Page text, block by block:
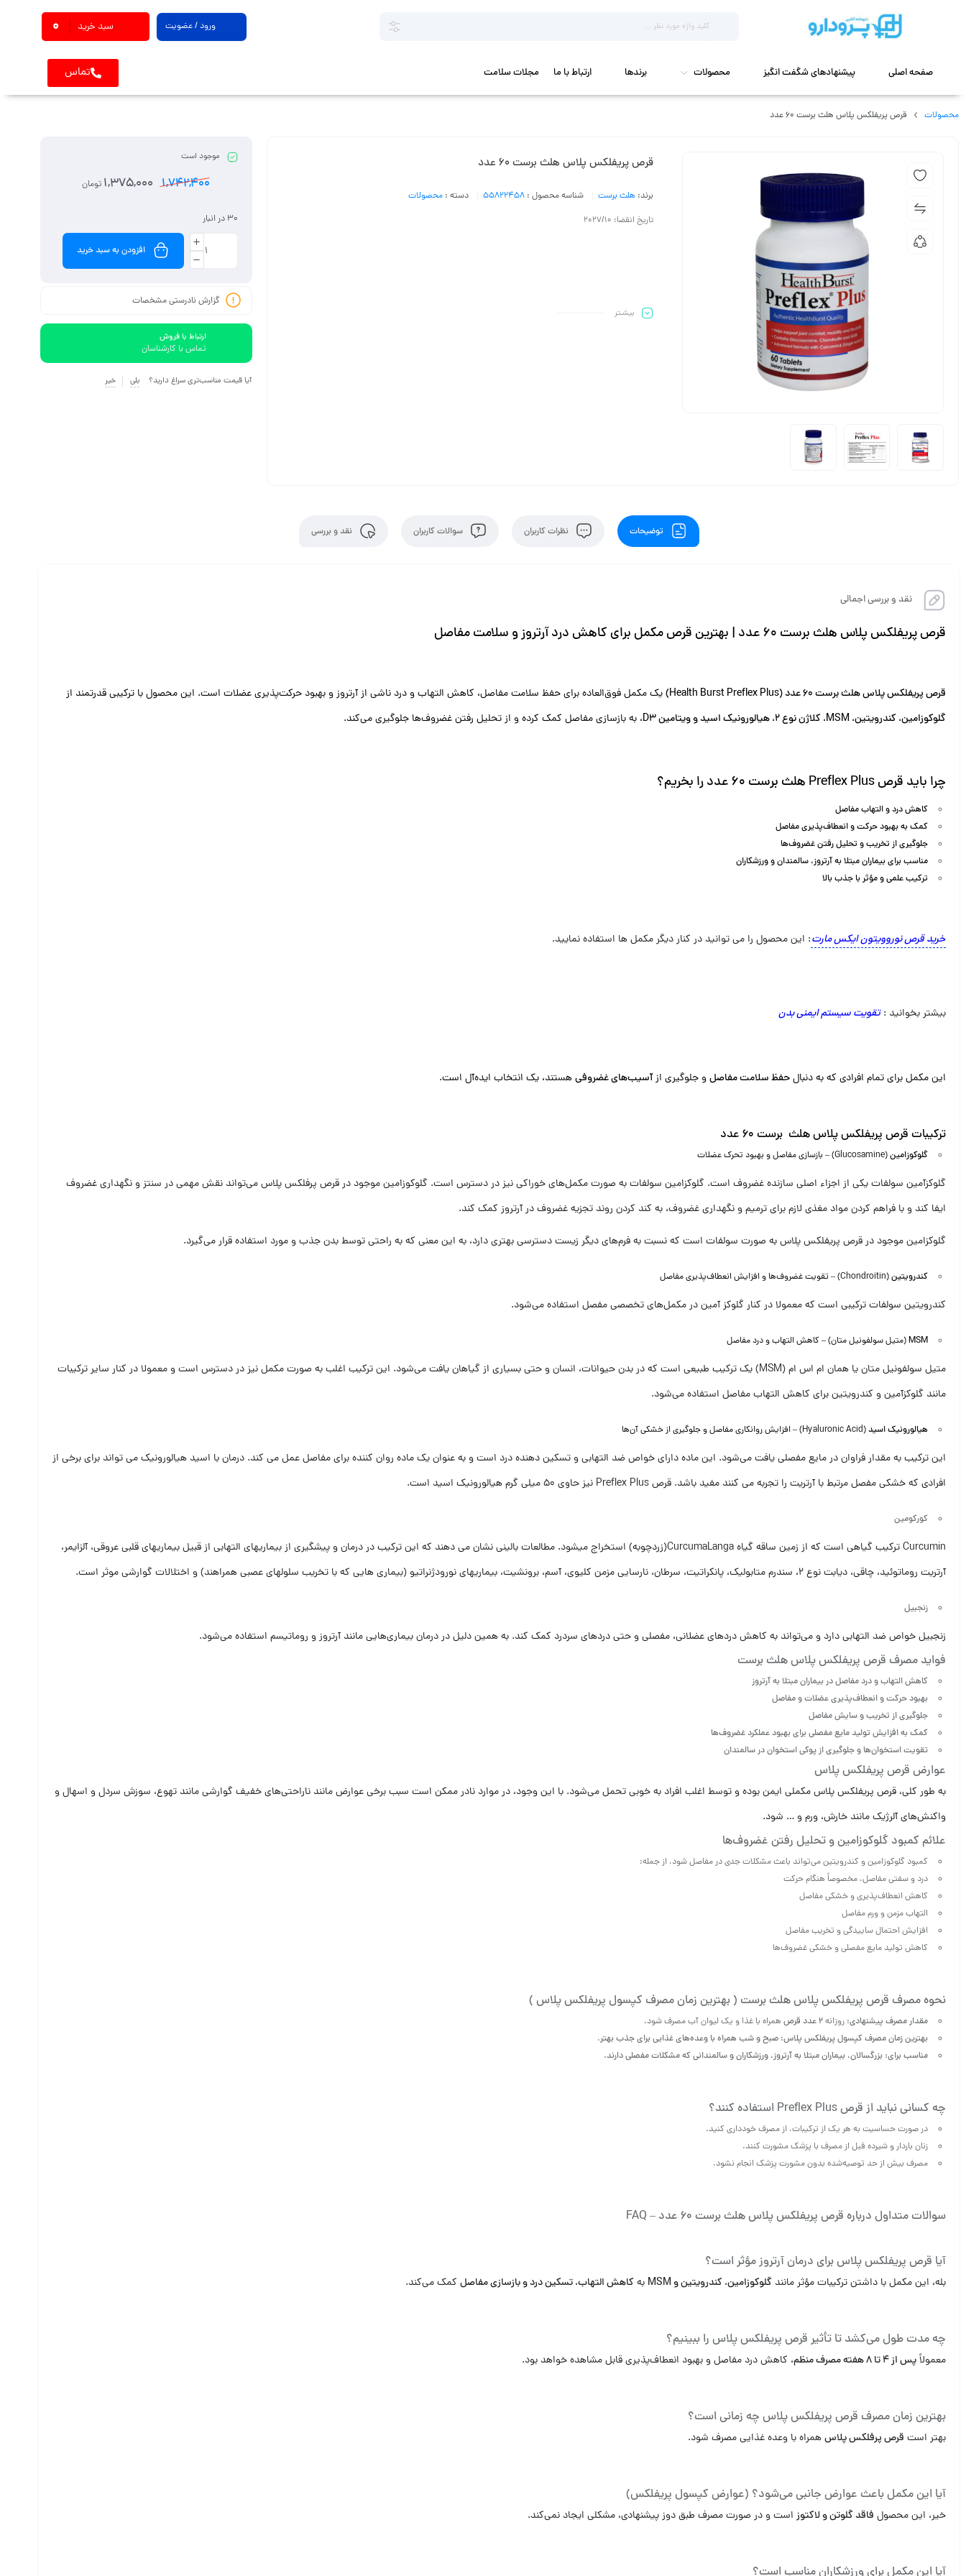
ورود / عضویت سبد خرید 0
صفحه اصلی پیشنهادهای شگفت انگیز محصولات برندها ارتباط با ما مجلات سلامت تماس
محصولات قرص پریفلکس پلاس هلث برست 60 عدد
قرص پریفلکس پلاس هلث برست 60 عدد
برند: هلث برست شناسه محصول : 55822458 دسته : محصولات
تاریخ انقضا: 2027/10
بیشـتر
موجود است
1,742,400
1,375,000 تومان
30 در انبار
افزودن به سبد خرید
گزارش نادرستی مشخصات
ارتباط با فروش
تماس با کارشناسان
آیا قیمت مناسب‌تری سراغ دارید؟ بلی خیر
توضیحات نظرات کاربران سوالات کاربران نقد و بررسی
نقد و بررسی اجمالی
قرص پریفلکس پلاس هلث برست 60 عدد | بهترین قرص مکمل برای کاهش درد آرتروز و سلامت مفاصل
قرص پریفلکس پلاس هلث برست 60 عدد (Health Burst Preflex Plus)
یک مکمل فوق‌العاده برای حفظ سلامت مفاصل، کاهش التهاب و درد ناشی از آرتروز و بهبود حرکت‌پذیری عضلات است. این محصول با ترکیبی قدرتمند از
گلوکوزامین، کندرویتین، MSM، کلاژن نوع ۲، هیالورونیک اسید و ویتامین D3
، به بازسازی مفاصل کمک کرده و از تحلیل رفتن غضروف‌ها جلوگیری می‌کند.
چرا باید قرص Preflex Plus هلث برست 60 عدد را بخریم؟
کاهش درد و التهاب مفاصل
کمک به بهبود حرکت و انعطاف‌پذیری مفاصل
جلوگیری از تخریب و تحلیل رفتن غضروف‌ها
مناسب برای بیماران مبتلا به آرتروز، سالمندان و ورزشکاران
ترکیب علمی و مؤثر با جذب بالا
خرید قرص نوروویتون ایکس مارت: این محصول را می توانید در کنار دیگر مکمل ها استفاده نمایید.
بیشتر بخوانید :تقویت سیستم ایمنی بدن
این مکمل برای تمام افرادی که به دنبالحفظ سلامت مفاصلو جلوگیری ازآسیب‌های غضروفیهستند، یک انتخاب ایده‌آل است.
ترکیبات قرص پریفلکس پلاس هلث برست 60 عدد
گلوکوزامین(Glucosamine) – بازسازی مفاصل و بهبود تحرک عضلات
گلوکزآمین سولفات یکی از اجزاء اصلی سازنده غضروف است. گلوکزامین سولفات به صورت مکمل‌های خوراکی نیز در دسترس است. گلوکوزامین موجود در قرص پرفلکس پلاس می‌تواند نقش مهمی در سنتز و نگهداری غضروف
ایفا ‌کند و با فراهم کردن مواد مغذی لازم برای ترمیم و نگهداری غضروف، به کند کردن روند تجزیه غضروف در آرتروز کمک کند.
گلوکزامین موجود در قرص پریفلکس پلاس به صورت سولفات است که نسبت به فرم‌های دیگر زیست دسترسی بهتری دارد، به این معنی که به راحتی توسط بدن جذب و مورد استفاده قرار می‌گیرد.
کندرویتین(Chondroitin) – تقویت غضروف‌ها و افزایش انعطاف‌پذیری مفاصل
کندرویتین سولفات ترکیبی است که معمولا در کنار گلوکز آمین در مکمل‌های تخصصی مفصل استفاده می‌شود.
MSM(متیل سولفونیل متان) – کاهش التهاب و درد مفاصل
متیل سولفونیل متان یا همان ام اس ام (MSM) یک ترکیب طبیعی است که در بدن حیوانات، انسان و حتی بسیاری از گیاهان یافت می‌شود. این ترکیب اغلب به صورت مکمل نیز در دسترس است و معمولا در کنار سایر ترکیبات
مانند گلوکزآمین و کندرویتین برای کاهش التهاب مفاصل استفاده می‌شود.
هیالورونیک اسید(Hyaluronic Acid) – افزایش روانکاری مفاصل و جلوگیری از خشکی آن‌ها
این ترکیب به مقدار فراوان در مایع مفصلی یافت می‌شود. این ماده دارای خواص ضد التهابی و تسکین دهنده درد است و به عنوان یک ماده روان کننده برای مفاصل عمل می کند. درمان با اسید هیالورونیک می تواند برای برخی از
افرادی که خشکی مفصل مرتبط با آرتریت را تجربه می کنند مفید باشد. قرص Preflex Plus نیز حاوی 50 میلی گرم هیالورونیک اسید است.
کورکومین
Curcuminترکیب گیاهی است که از زمین ساقه گیاهCurcumaLanga(زردچوبه) استخراج می‏شود. مطالعات بالینی نشان می‏ دهند که این ترکیب در درمان و پیشگیری از بیماری‏های التهابی از قبیل بیماری‏های قلبی عروقی، آلزایمر،
آرتریت روماتوئید، چاقی، دیابت نوع 2، سندرم متابولیک، پانکراتیت، سرطان، نارسایی مزمن کلیوی، آسم، برونشیت، بیماری‏های نورودژنراتیو (بیماری هایی که با تخریب سلول‏های عصبی همراهند) و اختلالات گوارشی موثر است.
زنجبیل
زنجبیل خواص ضد التهابی دارد و می‌تواند به کاهش دردهای عضلانی، مفصلی و حتی دردهای سردرد کمک کند. به همین دلیل در درمان بیماری‌هایی مانند آرتروز و روماتیسم استفاده می‌شود.
فواید مصرف قرص پریفلکس پلاس هلث برست
کاهش التهاب و درد مفاصل در بیماران مبتلا به آرتروز
بهبود حرکت و انعطاف‌پذیری عضلات و مفاصل
جلوگیری از تخریب و سایش مفاصل
کمک به افزایش تولید مایع مفصلی برای بهبود عملکرد غضروف‌ها
تقویت استخوان‌ها و جلوگیری از پوکی استخوان در سالمندان
عوارض قرص پریفلکس پلاس
به طور کلی، قرص پریفلکس پلاس مکملی ایمن بوده و توسط اغلب افراد به خوبی تحمل می‌شود. با این وجود، در موارد نادر ممکن است سبب برخی عوارض مانند ناراحتی‌های خفیف گوارشی مانند تهوع، سوزش سردل و اسهال و
واکنش‌های آلرژیک مانند خارش، ورم و … شود.
علائم کمبود گلوکوزامین و تحلیل رفتن غضروف‌ها
کمبود گلوکوزامین و کندرویتین می‌تواند باعث مشکلات جدی در مفاصل شود، از جمله:
درد و سفتی مفاصل، مخصوصاً هنگام حرکت
کاهش انعطاف‌پذیری و خشکی مفاصل
التهاب مزمن و ورم مفاصل
افزایش احتمال ساییدگی و تخریب مفاصل
کاهش تولید مایع مفصلی و خشکی غضروف‌ها
نحوه مصرف قرص پریفلکس پلاس هلث برست ( بهترین زمان مصرف کپسول پریفلکس پلاس )
مقدار مصرف پیشنهادی: روزانه۲ عدد قرص
همراه با غذا و یک لیوان آب مصرف شود.
بهترین زمان مصرف کپسول پریفلکس پلاس: صبح و شب همراه با وعده‌های غذایی برای جذب بهتر.
مناسب برای: بزرگسالان، بیماران مبتلا به آرتروز، ورزشکاران و سالمندانی که مشکلات مفصلی دارند.
چه کسانی نباید از قرص Preflex Plus استفاده کنند؟
در صورت حساسیت به هر یک از ترکیبات، از مصرف خودداری کنید.
زنان باردار و شیرده قبل از مصرف با پزشک مشورت کنند.
مصرف بیش از حد توصیه‌شده بدون مشورت پزشک انجام نشود.
سوالات متداول درباره قرص پریفلکس پلاس هلث برست 60 عدد – FAQ
آیا قرص پریفلکس پلاس برای درمان آرتروز مؤثر است؟
بله، این مکمل با داشتن ترکیبات مؤثر مانند گلوکوزامین، کندرویتین و MSM به کاهش التهاب، تسکین درد و بازسازی مفاصل کمک می‌کند.
چه مدت طول می‌کشد تا تأثیر قرص پریفلکس پلاس را ببینیم؟
معمولاًپس از ۴ تا ۸ هفته مصرف منظم ، کاهش درد مفاصل و بهبود انعطاف‌پذیری قابل مشاهده خواهد بود.
بهترین زمان مصرف قرص پریفلکس پلاس چه زمانی است؟
بهتر است قرص پرفلکس پلاسهمراه با وعده غذایی مصرف شود.
آیا این مکمل باعث عوارض جانبی می‌شود؟ (عوارض کپسول پریفلکس)
خیر، این محصول فاقد گلوتن و لاکتوز است و در صورت مصرف طبق دوز پیشنهادی، مشکلی ایجاد نمی‌کند.
آیا این مکمل برای ورزشکاران مناسب است؟